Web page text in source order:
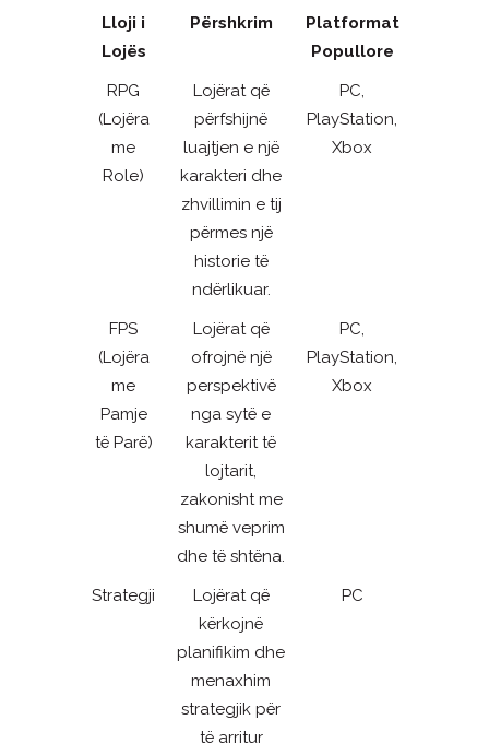
Lloji i
Lojës
Përshkrim
Platformat
Popullore
RPG
(Lojëra
me
Role)
Lojërat që
përfshijnë
luajtjen e një
karakteri dhe
zhvillimin e tij
përmes një
historie të
ndërlikuar.
PC,
PlayStation,
Xbox
FPS
(Lojëra
me
Pamje
të Parë)
Lojërat që
ofrojnë një
perspektivë
nga sytë e
karakterit të
lojtarit,
zakonisht me
shumë veprim
dhe të shtëna.
PC,
PlayStation,
Xbox
Strategji
Lojërat që
kërkojnë
planifikim dhe
menaxhim
strategjik për
të arritur
PC